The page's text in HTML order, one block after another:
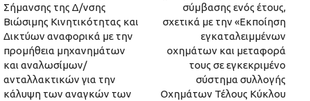
Σήμανσης της Δ/νσης
Βιώσιμης Κινητικότητας και
Δικτύων αναφορικά με την
προμήθεια μηχανημάτων
και αναλωσίμων/
ανταλλακτικών για την
κάλυψη των αναγκών των
σύμβασης ενός έτους,
σχετικά με την «Εκποίηση
εγκαταλειμμένων
οχημάτων και μεταφορά
τους σε εγκεκριμένο
σύστημα συλλογής
Οχημάτων Τέλους Κύκλου